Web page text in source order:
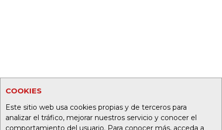
COOKIES
Este sitio web usa cookies propias y de terceros para
analizar el tráfico, mejorar nuestros servicio y conocer el
comportamiento del usuario. Para conocer más, acceda a